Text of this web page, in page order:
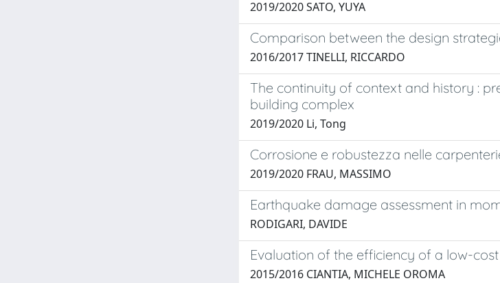
2019/2020 SATO, YUYA
Comparison between the design
2016/2017 TINELLI, RICCARDO
The continuity of context and history :
building complex
2019/2020 Li, Tong
Corrosione e robustezza nelle
2019/2020 FRAU, MASSIMO
Earthquake damage assessment in
RODIGARI, DAVIDE
Evaluation of the efficiency of a low-
2015/2016 CIANTIA, MICHELE OROMA